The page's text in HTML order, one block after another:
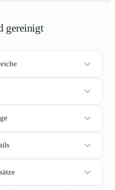
gereinigt